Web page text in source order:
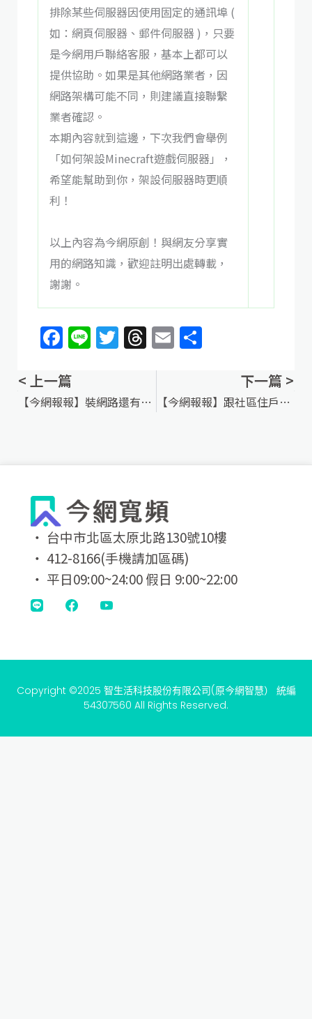
排除某些伺服器因使用固定的通訊埠 (
如：網頁伺服器、郵件伺服器 )，只要
是今網用戶聯絡客服，基本上都可以
提供協助。如果是其他網路業者，因
網路架構可能不同，則建議直接聯繫
業者確認。
本期內容就到這邊，下次我們會舉例
「如何架設Minecraft遊戲伺服器」，
希望能幫助到你，架設伺服器時更順
利！
以上內容為今網原創！與網友分享實
用的網路知識，歡迎註明出處轉載，
謝謝。
Facebook
LineTwitter
Threads
Email
< 上一篇
【今網報報】裝網路還有分享器永久保固，你知道嗎？
下一篇 >
【今網報報】跟社區住戶站在一起
‧ 台中市北區太原北路130號10樓
‧ 412-8166(手機請加區碼)
‧ 平日09:00~24:00 假日 9:00~22:00
Copyright ©2025 智生活科技股份有限公司(原今網智慧） 統編
54307560 All Rights Reserved.